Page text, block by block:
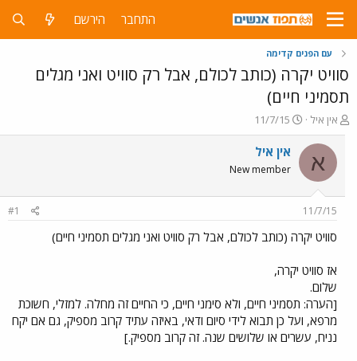
התחבר הירשם
עם הפנים קדימה
סוויט יקרה (כותב לכולם, אבל רק סוויט ואני מגלים
תסמיני חיים)
פ
ו
ת
ח
ה
ש
א
אין איל
פ
ו
ר
ם
ר
11/7/15
א אין איל
New member
11/7/15
#1
סוויט יקרה (כותב לכולם, אבל רק סוויט ואני מגלים תסמיני חיים)
אז סוויט יקרה,
שלום.
[הערה: תסמיני חיים, ולא סימני חיים, כי החיים זה מחלה. למזלי, חשוכת
מרפא, ועל כן תבוא לידי סיום ודאי, באיזה עתיד קרוב מספיק, גם אם יקח
נניח, עשרים או שלושים שנה. זה קרוב מספיק.]